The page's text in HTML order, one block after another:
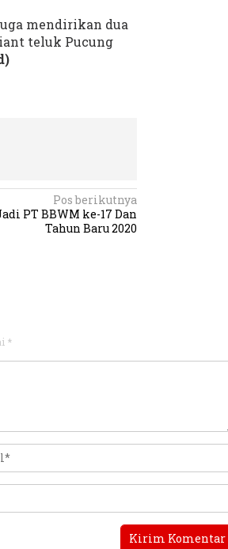
mendirikan dua
teluk Pucung
Pos berikutnya
PT BBWM ke-17 Dan
Tahun Baru 2020
*